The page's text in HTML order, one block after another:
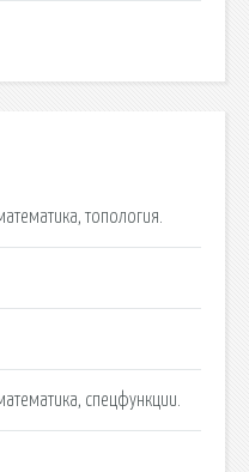
топология.
спецфункции.